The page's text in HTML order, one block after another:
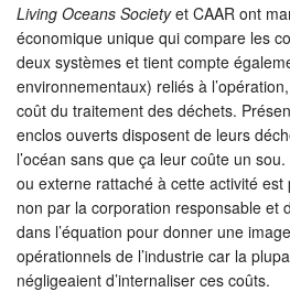
Living Oceans Societyet CAAR ont
économique unique qui compare les
deux systèmes et tient compte
environnementaux) reliés à
coût du traitement des déchets.
enclos ouverts disposent de leurs
l’océan sans que ça leur coûte un
ou externe rattaché à cette activité est
non par la corporation responsable et
dans l’équation pour donner une
opérationnels de l’industrie car la
négligeaient d’internaliser ces coûts.